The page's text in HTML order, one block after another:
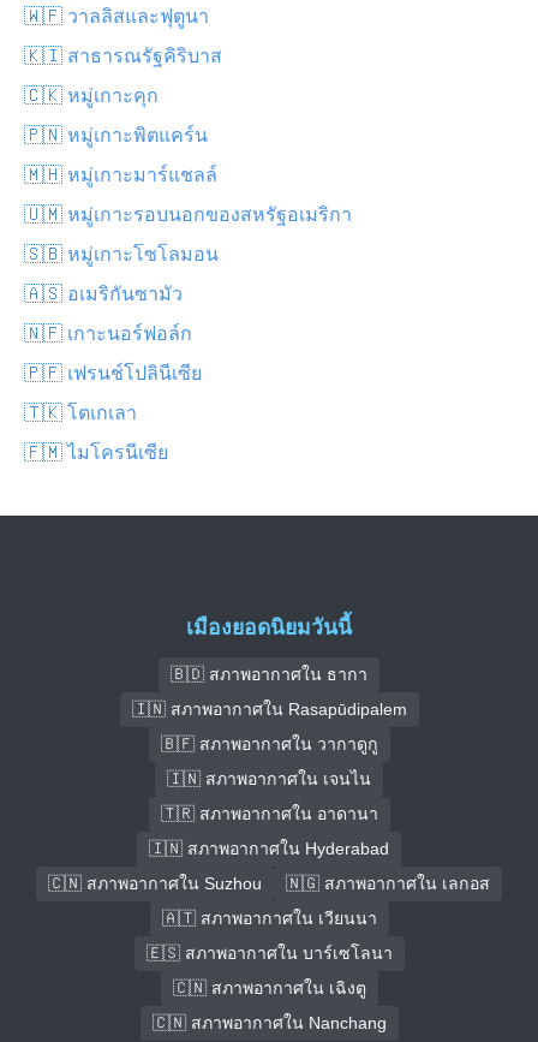
🇼🇫 วาลลิสและฟุตูนา
🇰🇮 สาธารณรัฐคิริบาส
🇨🇰 หมู่เกาะคุก
🇵🇳 หมู่เกาะพิตแคร์น
🇲🇭 หมู่เกาะมาร์แชลล์
🇺🇲 หมู่เกาะรอบนอกของสหรัฐอเมริกา
🇸🇧 หมู่เกาะโซโลมอน
🇦🇸 อเมริกันซามัว
🇳🇫 เกาะนอร์ฟอล์ก
🇵🇫 เฟรนช์โปลินีเซีย
🇹🇰 โตเกเลา
🇫🇲 ไมโครนีเซีย
เมืองยอดนิยมวันนี้
🇧🇩 สภาพอากาศใน ธากา
🇮🇳 สภาพอากาศใน Rasapūdipalem
🇧🇫 สภาพอากาศใน วากาดูกู
🇮🇳 สภาพอากาศใน เจนไน
🇹🇷 สภาพอากาศใน อาดานา
🇮🇳 สภาพอากาศใน Hyderabad
🇨🇳 สภาพอากาศใน Suzhou
🇳🇬 สภาพอากาศใน เลกอส
🇦🇹 สภาพอากาศใน เวียนนา
🇪🇸 สภาพอากาศใน บาร์เซโลนา
🇨🇳 สภาพอากาศใน เฉิงตู
🇨🇳 สภาพอากาศใน Nanchang